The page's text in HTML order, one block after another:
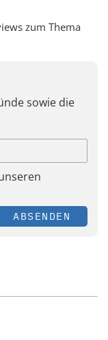
zum Thema
sowie die
ABSENDEN